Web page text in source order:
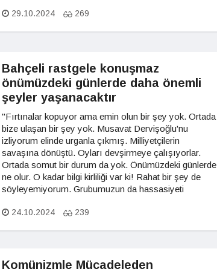
29.10.2024 269
Bahçeli rastgele konuşmaz
önümüzdeki günlerde daha önemli
şeyler yaşanacaktır
"Fırtınalar kopuyor ama emin olun bir şey yok. Ortada
bize ulaşan bir şey yok. Musavat Dervişoğlu'nu
izliyorum elinde urganla çıkmış. Milliyetçilerin
savaşına dönüştü. Oyları devşirmeye çalışıyorlar.
Ortada somut bir durum da yok. Önümüzdeki günlerde
ne olur. O kadar bilgi kirliliği var ki! Rahat bir şey de
söyleyemiyorum. Grubumuzun da hassasiyeti
24.10.2024 239
Komünizmle Mücadeleden